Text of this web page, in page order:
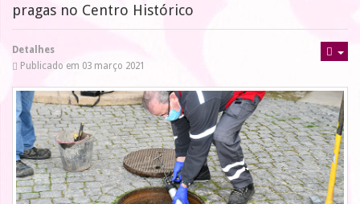
pragas no Centro Histórico
Detalhes
Publicado em 03 março 2021